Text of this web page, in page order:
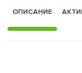
ОПИСАНИЕ